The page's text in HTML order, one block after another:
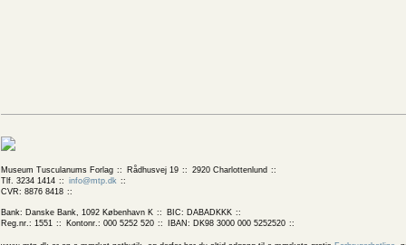
Museum Tusculanums Forlag Rådhusvej 19
2920 Charlottenlund
Tlf. 3234 1414
info@mtp.dk
CVR: 8876 8418
Bank: Danske Bank, 1092 København K
BIC: DABADKKK
Reg.nr.: 1551
Kontonr.: 000 5252 520 IBAN: DK98 3000 000 5252520